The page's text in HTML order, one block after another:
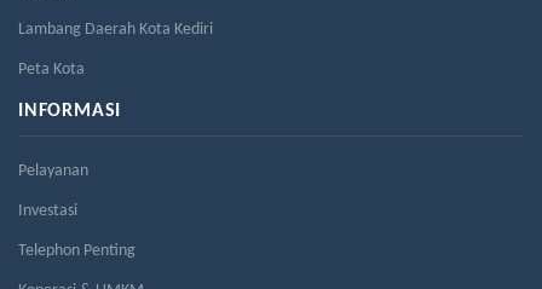
Lambang Daerah Kota Kediri
Peta Kota
INFORMASI
Pelayanan
Investasi
Telephon Penting